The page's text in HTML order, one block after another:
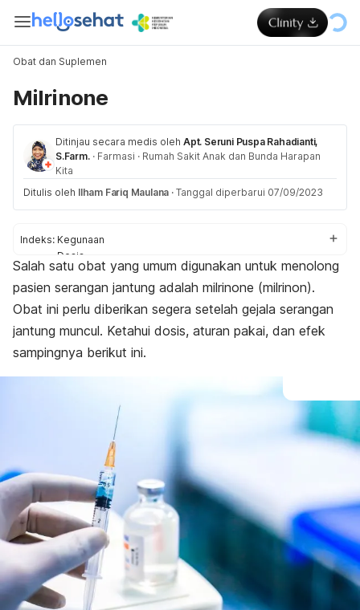
Obat dan Suplemen
Milrinone
Ditinjau secara medis oleh Apt. Seruni Puspa Rahadianti,
S.Farm. · Farmasi · Rumah Sakit Anak dan Bunda Harapan
Kita
Ditulis oleh Ilham Fariq Maulana · Tanggal diperbarui 07/09/2023
Indeks: Kegunaan
Dosis
Aturan pakai
Efek samping
Peringatan dan perhatian
Efek pada ibu hamil dan menyusui
Interaksi obat
Salah satu obat yang umum digunakan untuk menolong
pasien serangan jantung adalah milrinone (milrinon).
Obat ini perlu diberikan segera setelah gejala serangan
jantung muncul. Ketahui dosis, aturan pakai, dan efek
sampingnya berikut ini.